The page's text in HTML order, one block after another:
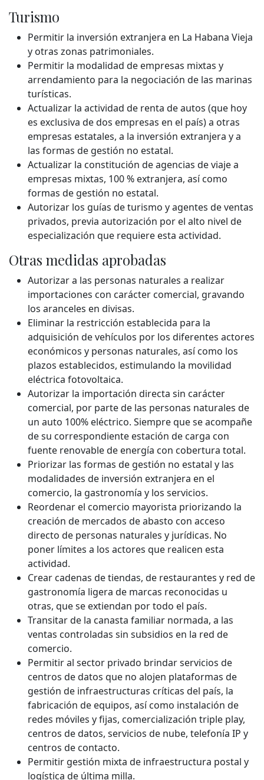
Turismo
Permitir la inversión extranjera en La Habana Vieja
y otras zonas patrimoniales.
Permitir la modalidad de empresas mixtas y
arrendamiento para la negociación de las marinas
turísticas.
Actualizar la actividad de renta de autos (que hoy
es exclusiva de dos empresas en el país) a otras
empresas estatales, a la inversión extranjera y a
las formas de gestión no estatal.
Actualizar la constitución de agencias de viaje a
empresas mixtas, 100 % extranjera, así como
formas de gestión no estatal.
Autorizar los guías de turismo y agentes de ventas
privados, previa autorización por el alto nivel de
especialización que requiere esta actividad.
Otras medidas aprobadas
Autorizar a las personas naturales a realizar
importaciones con carácter comercial, gravando
los aranceles en divisas.
Eliminar la restricción establecida para la
adquisición de vehículos por los diferentes actores
económicos y personas naturales, así como los
plazos establecidos, estimulando la movilidad
eléctrica fotovoltaica.
Autorizar la importación directa sin carácter
comercial, por parte de las personas naturales de
un auto 100% eléctrico. Siempre que se acompañe
de su correspondiente estación de carga con
fuente renovable de energía con cobertura total.
Priorizar las formas de gestión no estatal y las
modalidades de inversión extranjera en el
comercio, la gastronomía y los servicios.
Reordenar el comercio mayorista priorizando la
creación de mercados de abasto con acceso
directo de personas naturales y jurídicas. No
poner límites a los actores que realicen esta
actividad.
Crear cadenas de tiendas, de restaurantes y red de
gastronomía ligera de marcas reconocidas u
otras, que se extiendan por todo el país.
Transitar de la canasta familiar normada, a las
ventas controladas sin subsidios en la red de
comercio.
Permitir al sector privado brindar servicios de
centros de datos que no alojen plataformas de
gestión de infraestructuras críticas del país, la
fabricación de equipos, así como instalación de
redes móviles y fijas, comercialización triple play,
centros de datos, servicios de nube, telefonía IP y
centros de contacto.
Permitir gestión mixta de infraestructura postal y
logística de última milla.